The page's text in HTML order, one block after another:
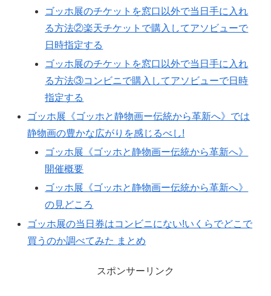
ゴッホ展のチケットを窓口以外で当日手に入れ
る方法②楽天チケットで購入してアソビューで
日時指定する
ゴッホ展のチケットを窓口以外で当日手に入れ
る方法③コンビニで購入してアソビューで日時
指定する
ゴッホ展《ゴッホと静物画ー伝統から革新へ》では
静物画の豊かな広がりを感じるべし!
ゴッホ展《ゴッホと静物画ー伝統から革新へ》
開催概要
ゴッホ展《ゴッホと静物画ー伝統から革新へ》
の見どころ
ゴッホ展の当日券はコンビニにない!いくらでどこで
買うのか調べてみた まとめ
スポンサーリンク